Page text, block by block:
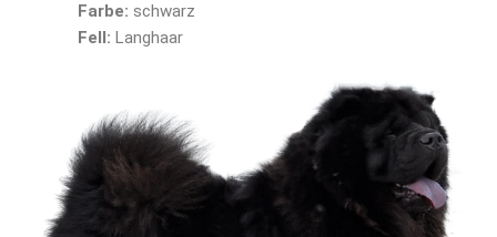
Farbe: schwarz
Fell: Langhaar